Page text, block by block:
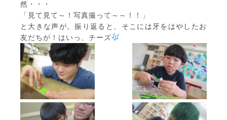
然・・・
「見て見て～！写真撮って～～！！」
と大きな声が。振り返ると、そこには牙をはやしたお
友だちが！はいっ、チーズ